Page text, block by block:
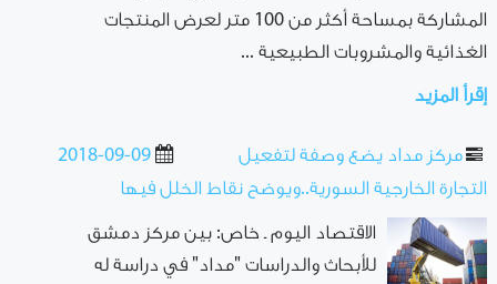
المشاركة بمساحة أكثر من 100 متر لعرض المنتجات
الغذائية والمشروبات الطبيعية ...
إقرأ المزيد
2018-09-09
مركز مداد يضع وصفة لتفعيل
التجارة الخارجية السورية..ويوضح نقاط الخلل فيها
الاقتصاد اليوم ـ خاص: بين مركز دمشق
للأبحاث والدراسات "مداد" في دراسة له